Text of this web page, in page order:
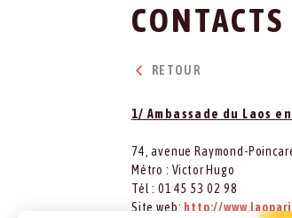
RETOUR
1/ Ambassade du Laos
74, avenue Raymond-
Métro : Victor Hugo
Tél : 01 45 53 02 98
Site web: http://